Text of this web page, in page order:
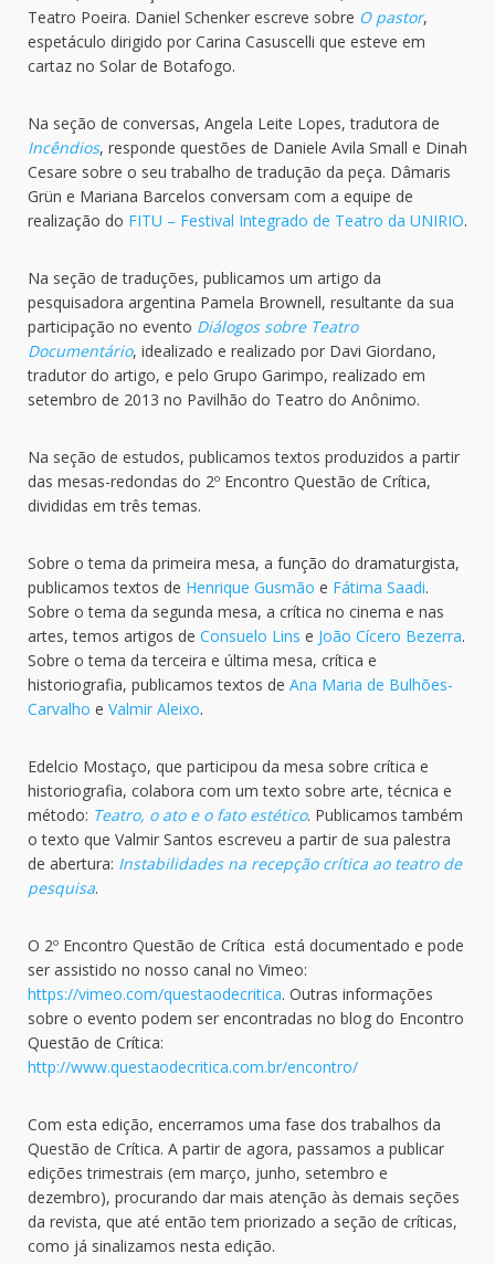
Teatro Poeira. Daniel Schenker escreve sobre O pastor,
espetáculo dirigido por Carina Casuscelli que esteve em
cartaz no Solar de Botafogo.
Na seção de conversas, Angela Leite Lopes, tradutora de
Incêndios, responde questões de Daniele Avila Small e Dinah
Cesare sobre o seu trabalho de tradução da peça. Dâmaris
Grün e Mariana Barcelos conversam com a equipe de
realização do FITU – Festival Integrado de Teatro da UNIRIO.
Na seção de traduções, publicamos um artigo da
pesquisadora argentina Pamela Brownell, resultante da sua
participação no evento Diálogos sobre Teatro
Documentário, idealizado e realizado por Davi Giordano,
tradutor do artigo, e pelo Grupo Garimpo, realizado em
setembro de 2013 no Pavilhão do Teatro do Anônimo.
Na seção de estudos, publicamos textos produzidos a partir
das mesas-redondas do 2º Encontro Questão de Crítica,
divididas em três temas.
Sobre o tema da primeira mesa, a função do dramaturgista,
publicamos textos de Henrique Gusmão e Fátima Saadi.
Sobre o tema da segunda mesa, a crítica no cinema e nas
artes, temos artigos de Consuelo Lins e João Cícero Bezerra.
Sobre o tema da terceira e última mesa, crítica e
historiografia, publicamos textos de Ana Maria de Bulhões-
Carvalho e Valmir Aleixo.
Edelcio Mostaço, que participou da mesa sobre crítica e
historiografia, colabora com um texto sobre arte, técnica e
método: Teatro, o ato e o fato estético. Publicamos também
o texto que Valmir Santos escreveu a partir de sua palestra
de abertura: Instabilidades na recepção crítica ao teatro de
pesquisa.
O 2º Encontro Questão de Crítica está documentado e pode
ser assistido no nosso canal no Vimeo:
https://vimeo.com/questaodecritica. Outras informações
sobre o evento podem ser encontradas no blog do Encontro
Questão de Crítica:
http://www.questaodecritica.com.br/encontro/
Com esta edição, encerramos uma fase dos trabalhos da
Questão de Crítica. A partir de agora, passamos a publicar
edições trimestrais (em março, junho, setembro e
dezembro), procurando dar mais atenção às demais seções
da revista, que até então tem priorizado a seção de críticas,
como já sinalizamos nesta edição.